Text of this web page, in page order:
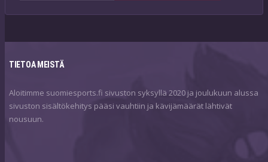
TIETOA MEISTÄ
Aloitimme suomiesports.fi sivuston syksyllä 2020 ja joulukuun alussa
sivuston sisältökehitys pääsi vauhtiin ja kävijämäärät lähtivät
nousuun.